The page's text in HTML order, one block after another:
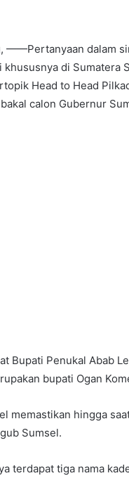
——Pertanyaan dalam
di Sumatera
Head to Head
calon Gubernur
Bupati Penukal Abab
bupati Ogan
memastikan hingga
Sumsel.
terdapat tiga nama
Melalui
yang